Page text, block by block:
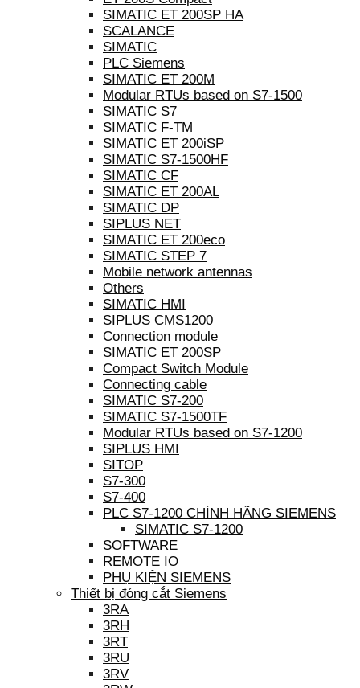
SIMATIC ET 200SP HA
SCALANCE
SIMATIC
PLC Siemens
SIMATIC ET 200M
Modular RTUs based on S7-1500
SIMATIC S7
SIMATIC F-TM
SIMATIC ET 200iSP
SIMATIC S7-1500HF
SIMATIC CF
SIMATIC ET 200AL
SIMATIC DP
SIPLUS NET
SIMATIC ET 200eco
SIMATIC STEP 7
Mobile network antennas
Others
SIMATIC HMI
SIPLUS CMS1200
Connection module
SIMATIC ET 200SP
Compact Switch Module
Connecting cable
SIMATIC S7-200
SIMATIC S7-1500TF
Modular RTUs based on S7-1200
SIPLUS HMI
SITOP
S7-300
S7-400
PLC S7-1200 CHÍNH HÃNG SIEMENS
SIMATIC S7-1200
SOFTWARE
REMOTE IO
PHỤ KIỆN SIEMENS
Thiết bị đóng cắt Siemens
3RA
3RH
3RT
3RU
3RV